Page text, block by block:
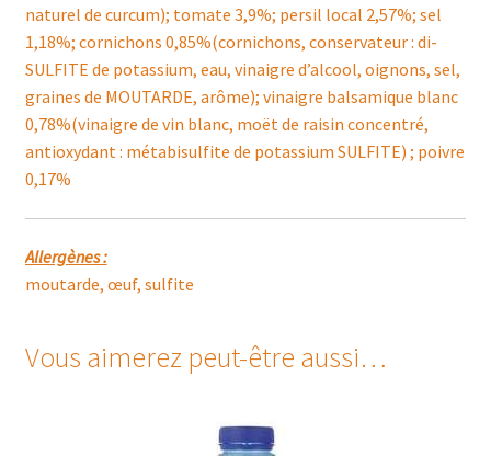
naturel de curcum); tomate 3,9%; persil local 2,57%; sel
1,18%; cornichons 0,85%(cornichons, conservateur : di-
SULFITE de potassium, eau, vinaigre d’alcool, oignons, sel,
graines de MOUTARDE, arôme); vinaigre balsamique blanc
0,78%(vinaigre de vin blanc, moët de raisin concentré,
antioxydant : métabisulfite de potassium SULFITE) ; poivre
0,17%
Allergènes :
moutarde, œuf, sulfite
Vous aimerez peut-être aussi…